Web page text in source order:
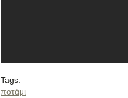
Tags:
ποτάμι